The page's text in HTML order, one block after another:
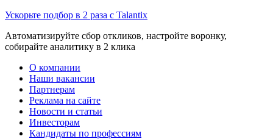
Ускорьте подбор в 2 раза с Talantix
Автоматизируйте сбор откликов, настройте воронку,
собирайте аналитику в 2 клика
О компании
Наши вакансии
Партнерам
Реклама на сайте
Новости и статьи
Инвесторам
Кандидаты по профессиям